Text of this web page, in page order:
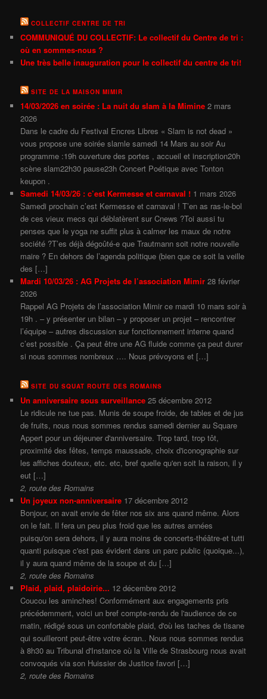
COLLECTIF CENTRE DE TRI
COMMUNIQUÉ DU COLLECTIF: Le collectif du Centre de tri :
où en sommes-nous ?
Une très belle inauguration pour le collectif du centre de tri!
SITE DE LA MAISON MIMIR
14/03/2026 en soirée : La nuit du slam à la Mimine 2 mars
2026
Dans le cadre du Festival Encres Libres « Slam is not dead »
vous propose une soirée slamle samedi 14 Mars au soir Au
programme :19h ouverture des portes , accueil et inscription20h
scène slam22h30 pause23h Concert Poétique avec Tonton
keupon .
Samedi 14/03/26 : c’est Kermesse et carnaval ! 1 mars 2026
Samedi prochain c’est Kermesse et carnaval ! T’en as ras-le-bol
de ces vieux mecs qui déblatèrent sur Cnews ?Toi aussi tu
penses que le yoga ne suffit plus à calmer les maux de notre
société ?T’es déjà dégoûté-e que Trautmann soit notre nouvelle
maire ? En dehors de l’agenda politique (bien que ce soit la veille
des […]
Mardi 10/03/26 : AG Projets de l’association Mimir 28 février
2026
Rappel AG Projets de l’association Mimir ce mardi 10 mars soir à
19h . – y présenter un bilan – y proposer un projet – rencontrer
l’équipe – autres discussion sur fonctionnement interne quand
c’est possible . Ça peut être une AG fluide comme ça peut durer
si nous sommes nombreux …. Nous prévoyons et […]
SITE DU SQUAT ROUTE DES ROMAINS
Un anniversaire sous surveillance 25 décembre 2012
Le ridicule ne tue pas. Munis de soupe froide, de tables et de jus
de fruits, nous nous sommes rendus samedi dernier au Square
Appert pour un déjeuner d'anniversaire. Trop tard, trop tôt,
proximité des fêtes, temps maussade, choix d'iconographie sur
les affiches douteux, etc. etc, bref quelle qu'en soit la raison, il y
eut […]
2, route des Romains
Un joyeux non-anniversaire 17 décembre 2012
Bonjour, on avait envie de fêter nos six ans quand même. Alors
on le fait. Il fera un peu plus froid que les autres années
puisqu'on sera dehors, il y aura moins de concerts-théâtre-et tutti
quanti puisque c'est pas évident dans un parc public (quoique...),
il y aura quand même de la soupe et du […]
2, route des Romains
Plaid, plaid, plaidoirie... 12 décembre 2012
Coucou les aminches! Conformément aux engagements pris
précédemment, voici un bref compte-rendu de l'audience de ce
matin, rédigé sous un confortable plaid, d'où les taches de tisane
qui souilleront peut-être votre écran.. Nous nous sommes rendus
à 8h30 au Tribunal d'Instance où la Ville de Strasbourg nous avait
convoqués via son Huissier de Justice favori […]
2, route des Romains